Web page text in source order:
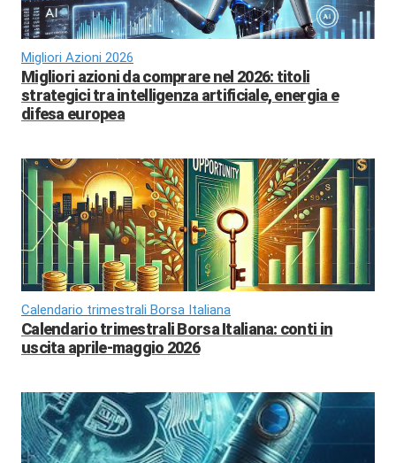
Migliori Azioni 2026
Migliori azioni da comprare nel 2026: titoli
strategici tra intelligenza artificiale, energia e
difesa europea
Calendario trimestrali Borsa Italiana
Calendario trimestrali Borsa Italiana: conti in
uscita aprile-maggio 2026